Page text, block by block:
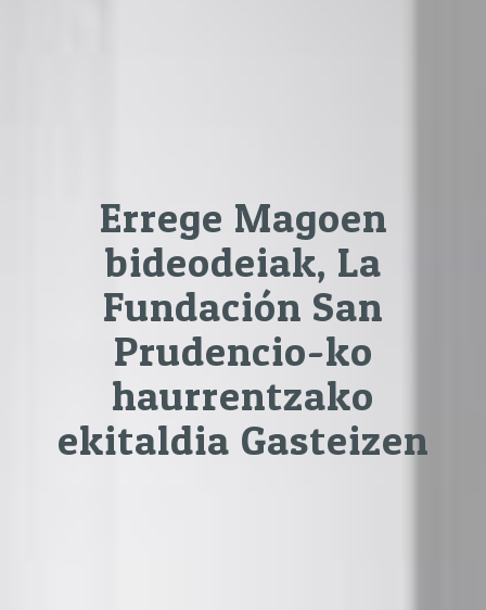
Errege Magoen
bideodeiak, La
Fundación San
Prudencio-ko
haurrentzako
ekitaldia Gasteizen